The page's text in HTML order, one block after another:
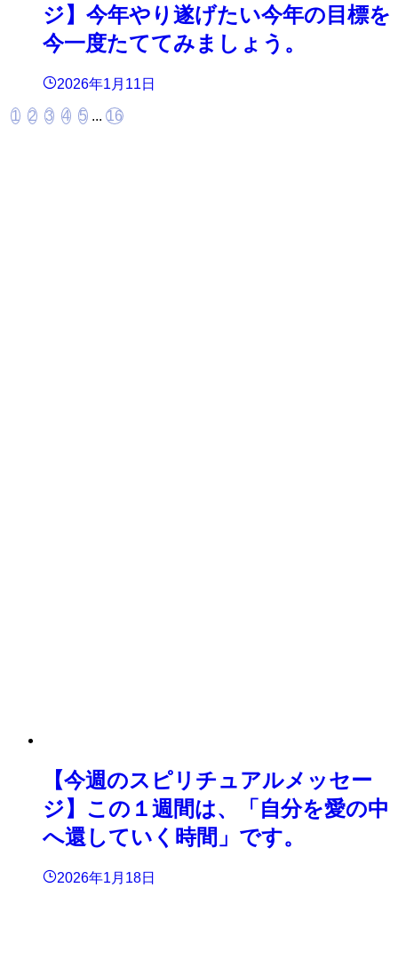
ジ】今年やり遂げたい今年の目標を
今一度たててみましょう。
2026年1月11日
1 2 3 4 5 ... 16
【今週のスピリチュアルメッセー
ジ】この１週間は、「自分を愛の中
へ還していく時間」です。
2026年1月18日